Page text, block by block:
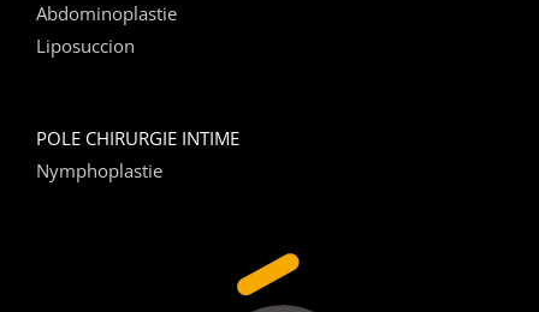
Abdominoplastie
Liposuccion
POLE CHIRURGIE INTIME
Nymphoplastie